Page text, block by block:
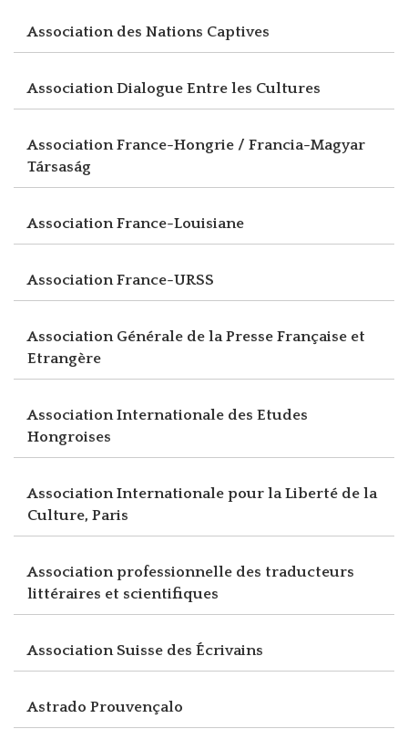
Association des Nations Captives
Association Dialogue Entre les Cultures
Association France-Hongrie / Francia-Magyar
Társaság
Association France-Louisiane
Association France-URSS
Association Générale de la Presse Française et
Etrangère
Association Internationale des Etudes
Hongroises
Association Internationale pour la Liberté de la
Culture, Paris
Association professionnelle des traducteurs
littéraires et scientifiques
Association Suisse des Écrivains
Astrado Prouvençalo